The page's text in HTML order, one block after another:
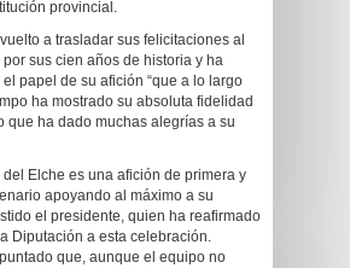
provincial.
a trasladar sus felicitaciones al
sus cien años de historia y ha
papel de su afición “que a lo largo
ha mostrado su absoluta fidelidad
que ha dado muchas alegrías a su
Elche es una afición de primera y
apoyando al máximo a su
el presidente, quien ha reafirmado
Diputación a esta celebración.
que, aunque el equipo no